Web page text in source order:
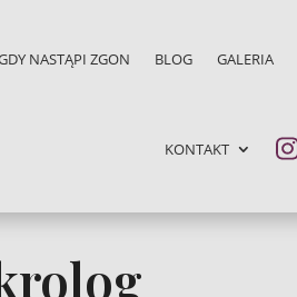
NASTĄPI ZGON BLOG GALERIA
KONTAKT